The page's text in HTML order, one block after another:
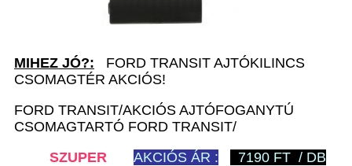
MIHEZ JÓ?: FORD TRANSIT AJTÓKILINCS
CSOMAGTÉR AKCIÓS!
FORD TRANSIT/AKCIÓS AJTÓFOGANYTÚ
CSOMAGTARTÓ FORD TRANSIT/
SZUPER
AKCIÓS ÁR :
7190 FT / DB